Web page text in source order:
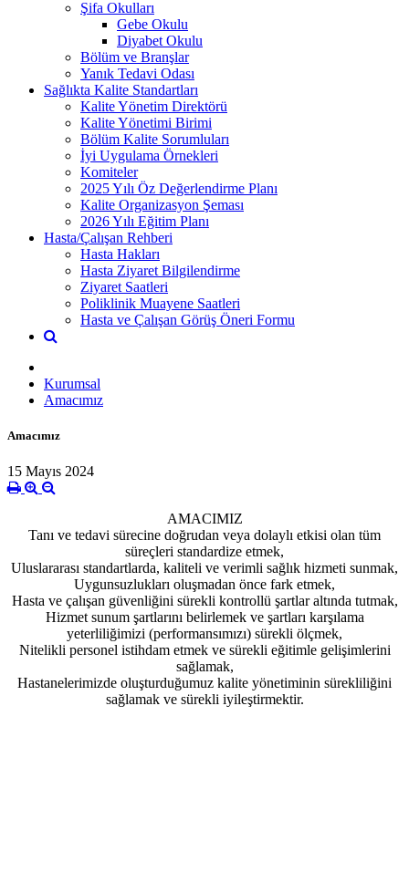
Şifa Okulları
Gebe Okulu
Diyabet Okulu
Bölüm ve Branşlar
Yanık Tedavi Odası
Sağlıkta Kalite Standartları
Kalite Yönetim Direktörü
Kalite Yönetimi Birimi
Bölüm Kalite Sorumluları
İyi Uygulama Örnekleri
Komiteler
2025 Yılı Öz Değerlendirme Planı
Kalite Organizasyon Şeması
2026 Yılı Eğitim Planı
Hasta/Çalışan Rehberi
Hasta Hakları
Hasta Ziyaret Bilgilendirme
Ziyaret Saatleri
Poliklinik Muayene Saatleri
Hasta ve Çalışan Görüş Öneri Formu
Kurumsal
Amacımız
Amacımız
15 Mayıs 2024
AMACIMIZ
Tanı ve tedavi sürecine doğrudan veya dolaylı etkisi olan tüm
süreçleri standardize etmek,
Uluslararası standartlarda, kaliteli ve verimli sağlık hizmeti sunmak,
Uygunsuzlukları oluşmadan önce fark etmek,
Hasta ve çalışan güvenliğini sürekli kontrollü şartlar altında tutmak,
Hizmet sunum şartlarını belirlemek ve şartları karşılama
yeterliliğimizi (performansımızı) sürekli ölçmek,
Nitelikli personel istihdam etmek ve sürekli eğitimle gelişimlerini
sağlamak,
Hastanelerimizde oluşturduğumuz kalite yönetiminin sürekliliğini
sağlamak ve sürekli iyileştirmektir.